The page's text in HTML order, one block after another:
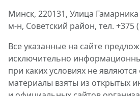
Минск, 220131, Улица
м-н, Советский район, тел. +375
Все указанные на сайте
исключительно
при каких условиях не
материалы взяты из открытых